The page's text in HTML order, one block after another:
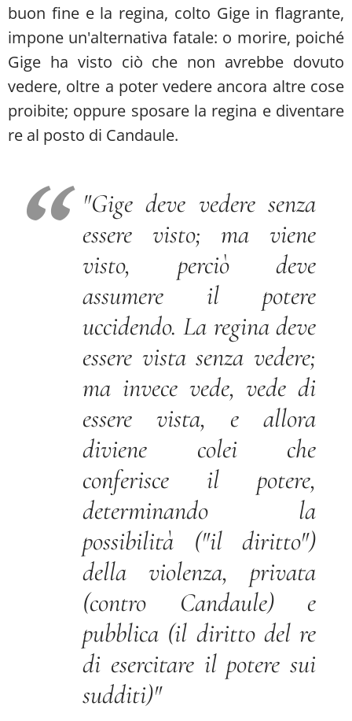
buon fine e la regina, colto Gige in flagrante,
impone un'alternativa fatale: o morire, poiché
Gige ha visto ciò che non avrebbe dovuto
vedere, oltre a poter vedere ancora altre cose
proibite; oppure sposare la regina e diventare
re al posto di Candaule.
"Gige deve vedere senza
essere visto; ma viene
visto, perciò deve
assumere il potere
uccidendo. La regina deve
essere vista senza vedere;
ma invece vede, vede di
essere vista, e allora
diviene colei che
conferisce il potere,
determinando la
possibilità ("il diritto")
della violenza, privata
(contro Candaule) e
pubblica (il diritto del re
di esercitare il potere sui
sudditi)"